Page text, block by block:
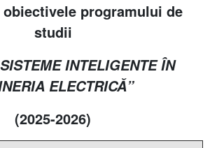
programului de
studii
INTELIGENTE ÎN
ELECTRICĂ”
(2025-2026)